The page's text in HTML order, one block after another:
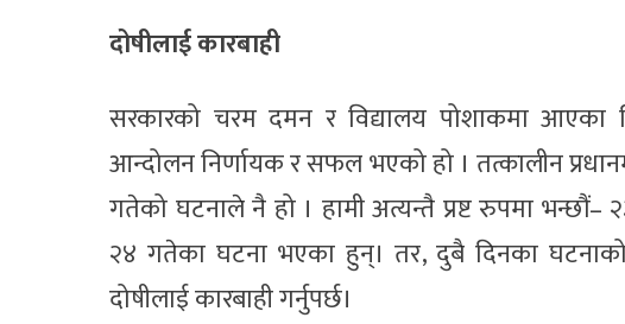
दोषीलाई कारबाही
सरकारको चरम दमन र विद्यालय पोशाकमा आएका
आन्दोलन निर्णायक र सफल भएको हो । तत्कालीन
गतेको घटनाले नै हो । हामी अत्यन्तै प्रष्ट रुपमा
२४ गतेका घटना भएका हुन्। तर, दुबै दिनका
दोषीलाई कारबाही गर्नुपर्छ।